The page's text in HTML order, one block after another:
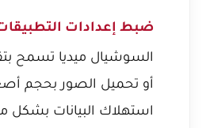
ضبط إعدادات
السوشيال ميديا تسمح
أو تحميل الصور بحجم
استهلاك البيانات بشكل